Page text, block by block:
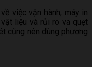
việc vận hành, máy in
liệu và rủi ro va quẹt
cũng nên dùng phương